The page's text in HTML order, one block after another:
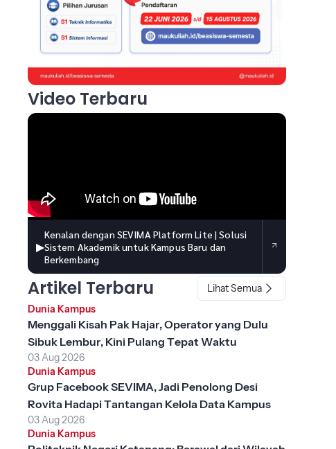
Video Terbaru
▶
Kenalan dengan SEVIMA Platform Lite | Solusi
Sistem Akademik untuk Kampus Baru dan
Berkembang
Artikel Terbaru
Lihat Semua
Dunia Kampus
Menggali Kisah Pak Hajar, Operator yang Dulu
Sibuk Lembur, Kini Pulang Tepat Waktu
03 Aug 2026
Dunia Kampus
Grup Facebook SEVIMA, Jadi Penolong Desi
Rovita Hadapi Tantangan Kelola Data Kampus
03 Aug 2026
Dunia Kampus